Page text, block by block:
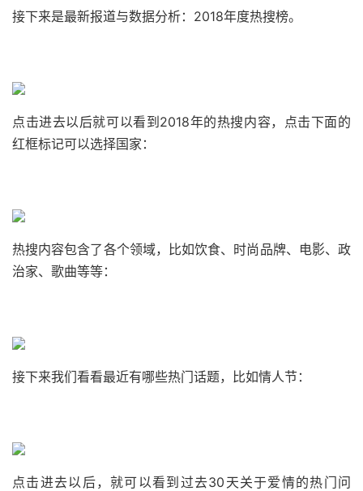
接下来是最新报道与数据分析：2018年度热搜榜。
点击进去以后就可以看到2018年的热搜内容，点击下面的
红框标记可以选择国家：
热搜内容包含了各个领域，比如饮食、时尚品牌、电影、政
治家、歌曲等等：
接下来我们看看最近有哪些热门话题，比如情人节：
点击进去以后，就可以看到过去30天关于爱情的热门问